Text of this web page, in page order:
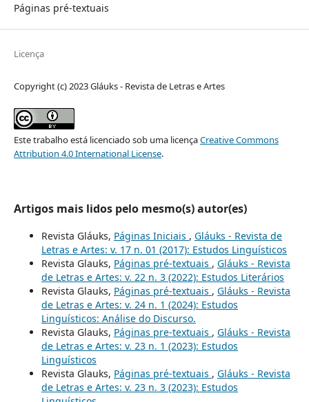
Páginas pré-textuais
Licença
Copyright (c) 2023 Gláuks - Revista de Letras e Artes
Este trabalho está licenciado sob uma licençaCreative Commons
Attribution 4.0 International License.
Artigos mais lidos pelo mesmo(s) autor(es)
Revista Gláuks, Páginas Iniciais , Gláuks - Revista de
Letras e Artes: v. 17 n. 01 (2017): Estudos Linguísticos
Revista Glauks, Páginas pré-textuais , Gláuks - Revista
de Letras e Artes: v. 22 n. 3 (2022): Estudos Literários
Revista Glauks, Páginas pré-textuais , Gláuks - Revista
de Letras e Artes: v. 24 n. 1 (2024): Estudos
Linguísticos: Análise do Discurso.
Revista Glauks, Páginas pre-textuais , Gláuks - Revista
de Letras e Artes: v. 23 n. 1 (2023): Estudos
Linguísticos
Revista Glauks, Páginas pré-textuais , Gláuks - Revista
de Letras e Artes: v. 23 n. 3 (2023): Estudos